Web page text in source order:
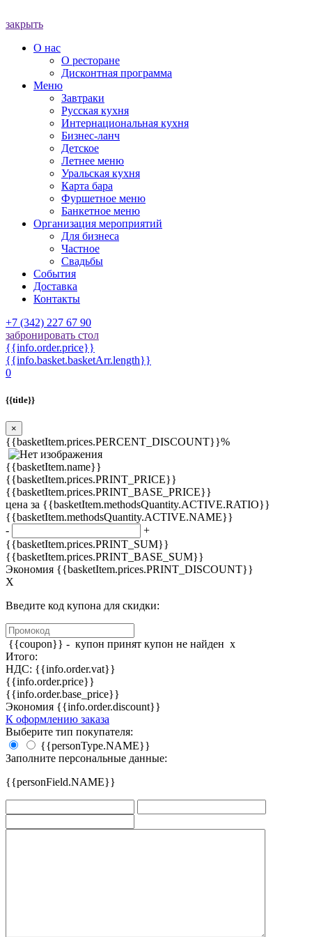
закрыть
О нас
О ресторане
Дисконтная программа
Меню
Завтраки
Русская кухня
Интернациональная кухня
Бизнес-ланч
Детское
Летнее меню
Уральская кухня
Карта бара
Фуршетное меню
Банкетное меню
Организация мероприятий
Для бизнеса
Частное
Свадьбы
События
Доставка
Контакты
+7 (342) 227 67 90
забронировать стол
{{info.order.price}}
{{info.basket.basketArr.length}}
0
{{title}}
×
{{basketItem.prices.PERCENT_DISCOUNT}}%
{{basketItem.name}}
{{basketItem.prices.PRINT_PRICE}}
{{basketItem.prices.PRINT_BASE_PRICE}}
цена за {{basketItem.methodsQuantity.ACTIVE.RATIO}}
{{basketItem.methodsQuantity.ACTIVE.NAME}}
-
+
{{basketItem.prices.PRINT_SUM}}
{{basketItem.prices.PRINT_BASE_SUM}}
Экономия {{basketItem.prices.PRINT_DISCOUNT}}
X
Введите код купона для скидки:
{{coupon}} - купон принят купон не найден x
Итого:
НДС: {{info.order.vat}}
{{info.order.price}}
{{info.order.base_price}}
Экономия {{info.order.discount}}
К оформлению заказа
Выберите тип покупателя:
{{personType.NAME}}
Заполните персональные данные:
{{personField.NAME}}